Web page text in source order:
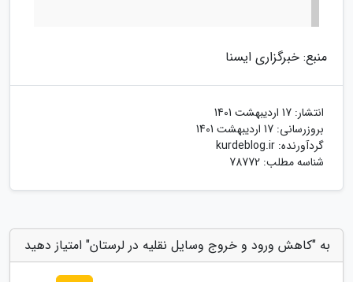
منبع: خبرگزاری ایسنا
انتشار: 17 اردیبهشت 1401
بروزرسانی: 17 اردیبهشت 1401
گردآورنده: kurdeblog.ir
شناسه مطلب: 78772
به "کاهش ورود و خروج وسایل نقلیه در لرستان" امتیاز دهید